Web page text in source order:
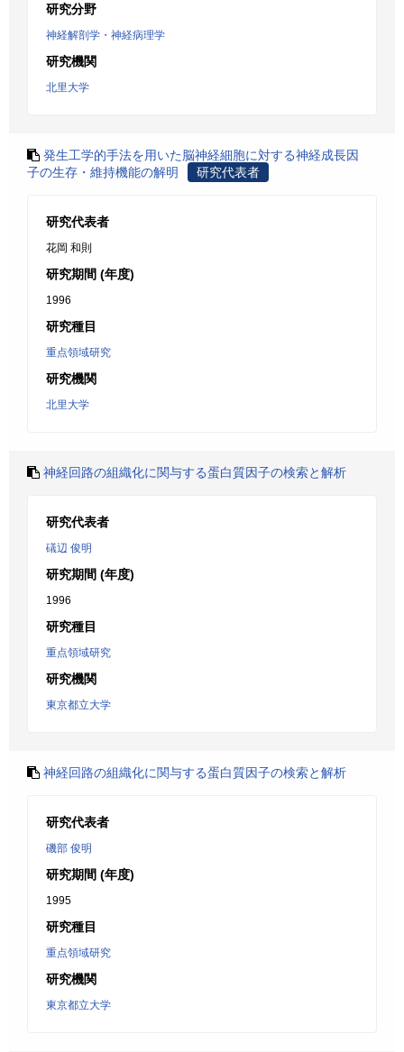
研究分野
神経解剖学・神経病理学
研究機関
北里大学
発生工学的手法を用いた脳神経細胞に対する神経成長因
子の生存・維持機能の解明
研究代表者
研究代表者
花岡 和則
研究期間 (年度)
1996
研究種目
重点領域研究
研究機関
北里大学
神経回路の組織化に関与する蛋白質因子の検索と解析
研究代表者
礒辺 俊明
研究期間 (年度)
1996
研究種目
重点領域研究
研究機関
東京都立大学
神経回路の組織化に関与する蛋白質因子の検索と解析
研究代表者
磯部 俊明
研究期間 (年度)
1995
研究種目
重点領域研究
研究機関
東京都立大学